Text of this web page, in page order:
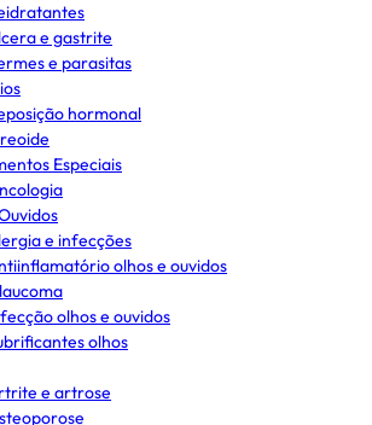
e gastrite
e parasitas
hormonal
Especiais
e infecções
olhos e ouvidos
olhos e ouvidos
olhos
e artrose